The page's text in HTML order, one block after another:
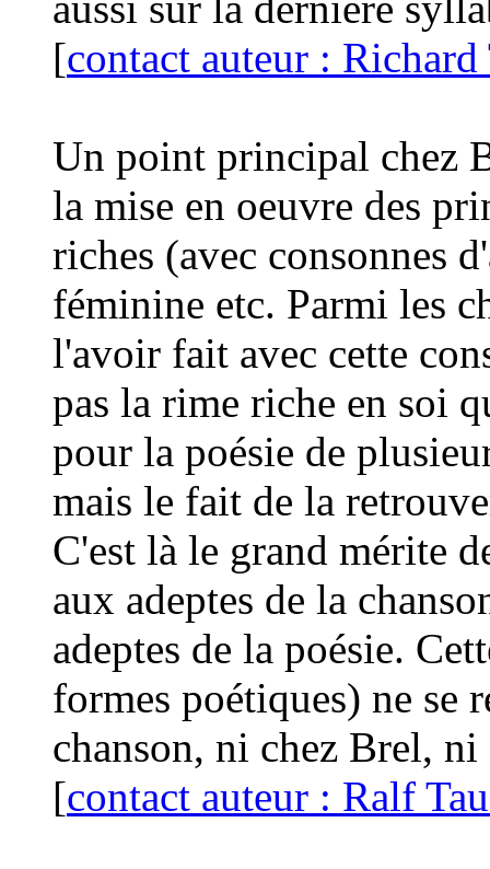
[contact auteur : Richard
Un point principal chez
la mise en oeuvre des
riches (avec consonnes
féminine etc. Parmi les
l'avoir fait avec cette
pas la rime riche en soi
pour la poésie de
mais le fait de la
C'est là le grand mérite
aux adeptes de la
adeptes de la poésie.
formes poétiques) ne se
chanson, ni chez Brel,
[contact auteur : Ralf